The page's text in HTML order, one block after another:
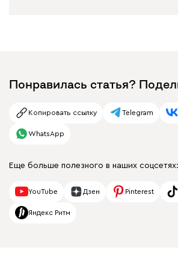
Понравилась статья?
Копировать ссылку Telegram
WhatsApp
Еще больше полезного в наших соцсетях:
YouTube Дзен Pinterest
Яндекс Ритм